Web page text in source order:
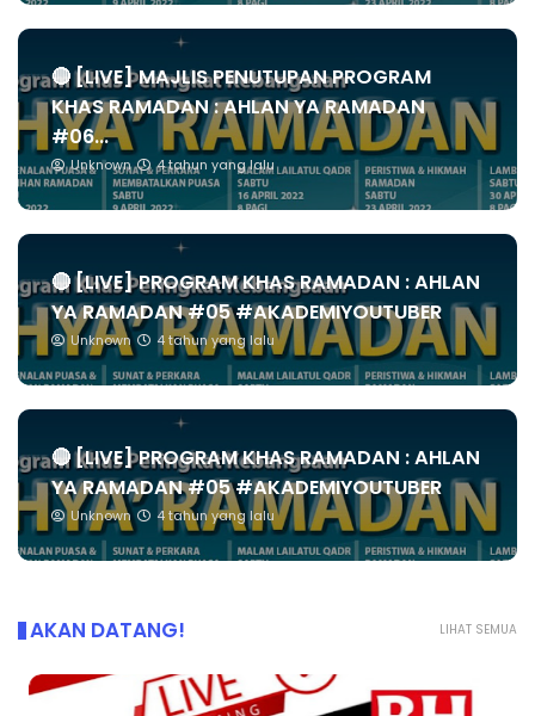
🔴 [LIVE] MAJLIS PENUTUPAN PROGRAM
KHAS RAMADAN : AHLAN YA RAMADAN
#06...
Unknown 4 tahun yang lalu
🔴 [LIVE] PROGRAM KHAS RAMADAN : AHLAN
YA RAMADAN #05 #AKADEMIYOUTUBER
Unknown 4 tahun yang lalu
🔴 [LIVE] PROGRAM KHAS RAMADAN : AHLAN
YA RAMADAN #05 #AKADEMIYOUTUBER
Unknown 4 tahun yang lalu
LIHAT SEMUA
AKAN DATANG!